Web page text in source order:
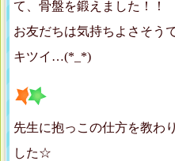
て、骨盤を鍛えました！！
お友だちは気持ちよさそう
キツイ…(*_*)
先生に抱っこの仕方を教わ
した☆